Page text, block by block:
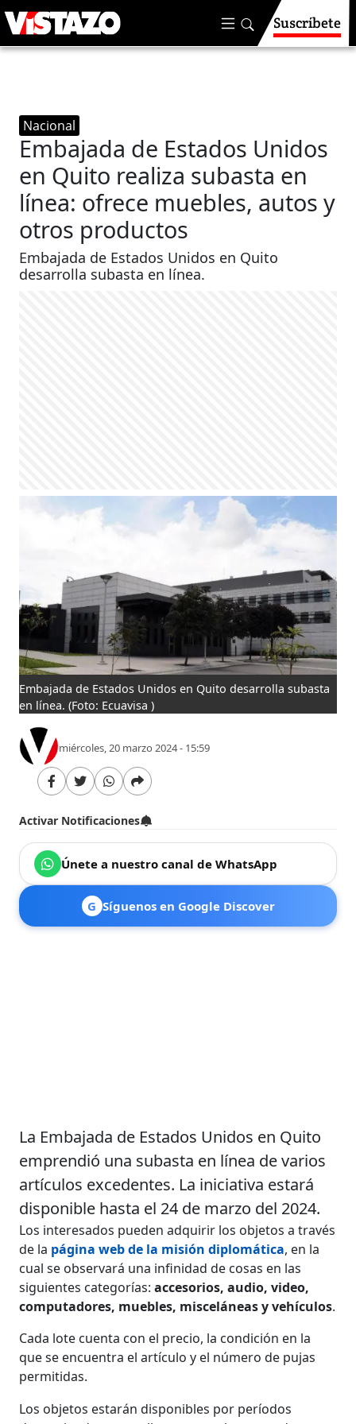
Suscríbete
Nacional
Embajada de Estados Unidos
en Quito realiza subasta en
línea: ofrece muebles, autos y
otros productos
Embajada de Estados Unidos en Quito
desarrolla subasta en línea.
Embajada de Estados Unidos en Quito desarrolla subasta
en línea.(Foto: Ecuavisa )
miércoles, 20 marzo 2024 - 15:59
Activar Notificaciones
Únete a nuestro canal de WhatsApp
G Síguenos en Google Discover
La Embajada de Estados Unidos en Quito
emprendió una subasta en línea de varios
artículos excedentes. La iniciativa estará
disponible hasta el 24 de marzo del 2024.
Los interesados pueden adquirir los objetos a través
de la página web de la misión diplomática, en la
cual se observará una infinidad de cosas en las
siguientes categorías:accesorios, audio, video,
computadores, muebles, misceláneas y vehículos.
Cada lote cuenta con el precio, la condición en la
que se encuentra el artículo y el número de pujas
permitidas.
Los objetos estarán disponibles por períodos